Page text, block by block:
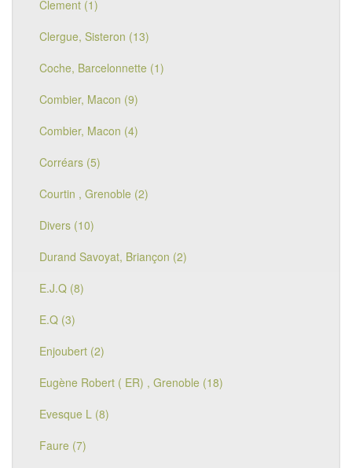
Clement (1)
Clergue, Sisteron (13)
Coche, Barcelonnette (1)
Combier, Macon (9)
Combier, Macon (4)
Corréars (5)
Courtin , Grenoble (2)
Divers (10)
Durand Savoyat, Briançon (2)
E.J.Q (8)
E.Q (3)
Enjoubert (2)
Eugène Robert ( ER) , Grenoble (18)
Evesque L (8)
Faure (7)